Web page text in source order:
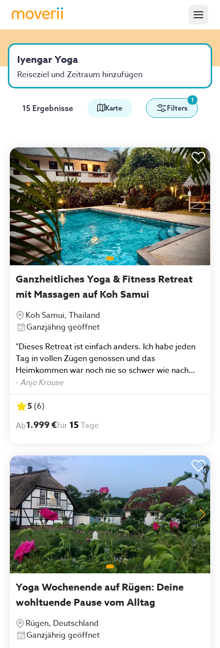
Iyengar Yoga
Reiseziel und Zeitraum hinzufügen
15 Ergebnisse Karte
1
Filters
Ganzheitliches Yoga & Fitness Retreat
mit Massagen auf Koh Samui
Koh Samui, Thailand
Ganzjährig geöffnet
"Dieses Retreat ist einfach anders. Ich habe jeden
Tag in vollen Zügen genossen und das
Heimkommen war noch nie so schwer wie nach
diesen 2 Wochen. Das Essen ist nicht nur lecker
sondern auch gesund. Das Personal ist so liebevoll
und steht immer für Fragen zur Verfügung. Das
nichts negatives zu sagen. Ich werde diesen
dort kennenlernen dürfte vermissen !"
- Anja Krause
5 (6)
Ab1.999 €für 15Tage
Yoga Wochenende auf Rügen: Deine
wohltuende Pause vom Alltag
Rügen, Deutschland
Ganzjährig geöffnet